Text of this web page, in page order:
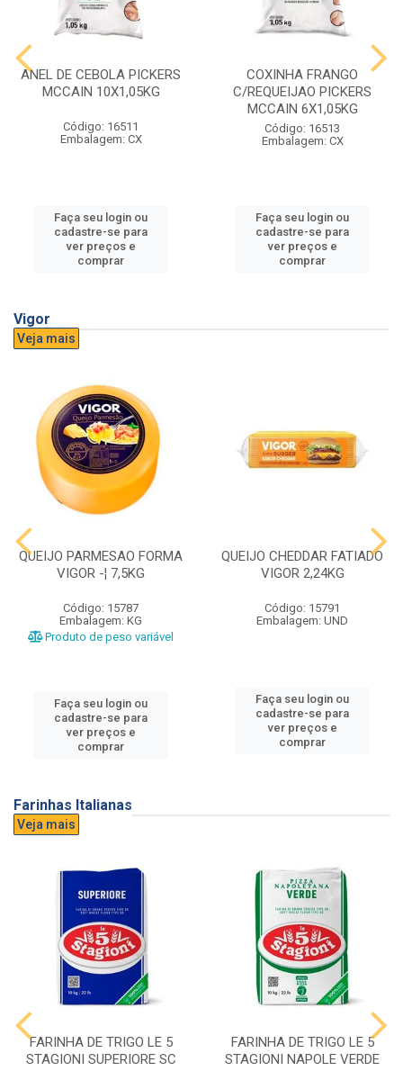
ANEL DE CEBOLA PICKERS
MCCAIN 10X1,05KG
Código: 16511
Embalagem: CX
Faça seu login ou
cadastre-se para
ver preços e
comprar
COXINHA FRANGO
C/REQUEIJAO PICKERS
MCCAIN 6X1,05KG
Código: 16513
Embalagem: CX
Faça seu login ou
cadastre-se para
ver preços e
comprar
Vigor
Veja mais
QUEIJO PARMESAO FORMA
VIGOR -¦ 7,5KG
Código: 15787
Embalagem: KG
Produto de peso variável
Faça seu login ou
cadastre-se para
ver preços e
comprar
QUEIJO CHEDDAR FATIADO
VIGOR 2,24KG
Código: 15791
Embalagem: UND
Faça seu login ou
cadastre-se para
ver preços e
comprar
Farinhas Italianas
Veja mais
FARINHA DE TRIGO LE 5
STAGIONI SUPERIORE SC
FARINHA DE TRIGO LE 5
STAGIONI NAPOLE VERDE